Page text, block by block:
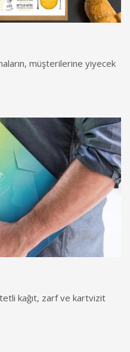
müşterilerine yiyecek
kağıt, zarf ve kartvizit